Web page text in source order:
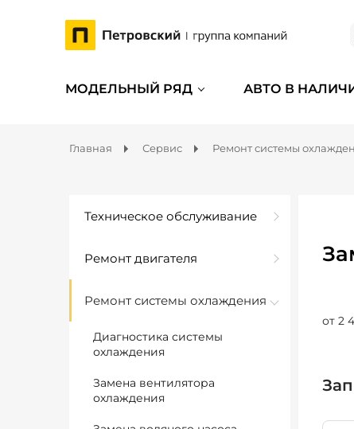
МОДЕЛЬНЫЙ РЯД АВТО В
Главная Сервис Ремонт системы
Техническое обслуживание
Ремонт двигателя
Ремонт системы охлаждения
Диагностика системы
охлаждения
Замена вентилятора
охлаждения
от 2